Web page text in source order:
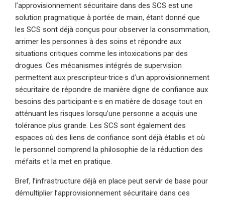
l’approvisionnement sécuritaire dans des SCS est une
solution pragmatique à portée de main, étant donné que
les SCS sont déjà conçus pour observer la consommation,
arrimer les personnes à des soins et répondre aux
situations critiques comme les intoxications par des
drogues. Ces mécanismes intégrés de supervision
permettent aux prescripteur·trice·s d’un approvisionnement
sécuritaire de répondre de manière digne de confiance aux
besoins des participant·e·s en matière de dosage tout en
atténuant les risques lorsqu’une personne a acquis une
tolérance plus grande. Les SCS sont également des
espaces où des liens de confiance sont déjà établis et où
le personnel comprend la philosophie de la réduction des
méfaits et la met en pratique.
Bref, l’infrastructure déjà en place peut servir de base pour
démultiplier l’approvisionnement sécuritaire dans ces